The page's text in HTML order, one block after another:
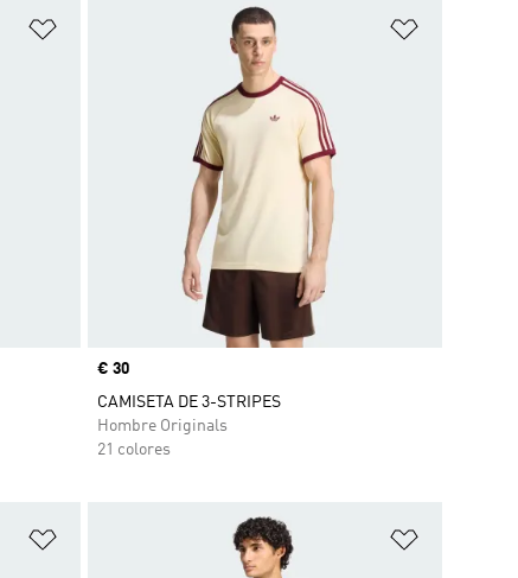
Añadir a la lista de deseos
Precio
€ 30
CAMISETA DE 3-STRIPES
Hombre Originals
21 colores
Añadir a la lista de deseos